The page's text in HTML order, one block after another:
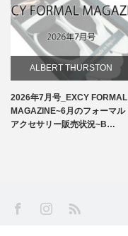
ALBERT THURSTON
お知らせ
2026年7月号_EXCY FORMAL
MAGAZINE~6月のフォーマル
アクセサリー販売状況~B…
FacebookInstagram